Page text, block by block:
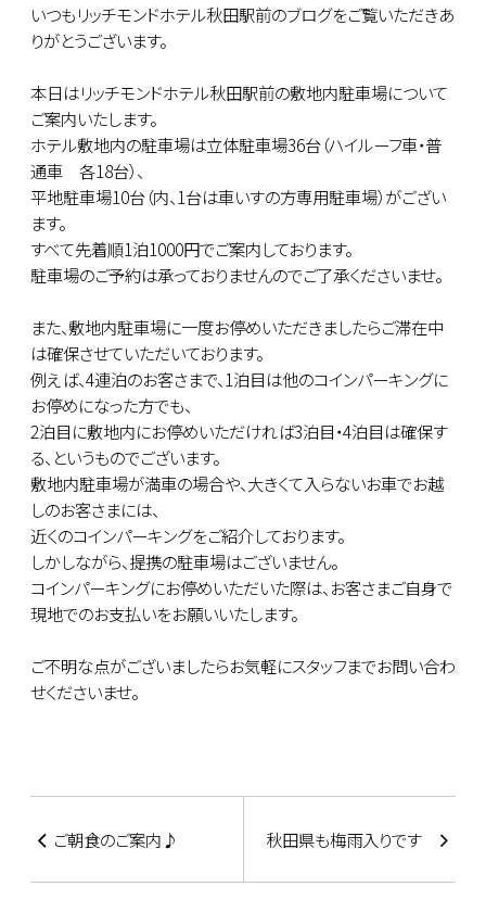
いつもリッチモンドホテル秋田駅前のブログをご覧いただきあ
りがとうございます。
本日はリッチモンドホテル秋田駅前の敷地内駐車場について
ご案内いたします。
ホテル敷地内の駐車場は立体駐車場36台（ハイルーフ車・普
通車 各18台）、
平地駐車場10台（内、1台は車いすの方専用駐車場）がござい
ます。
すべて先着順1泊1000円でご案内しております。
駐車場のご予約は承っておりませんのでご了承くださいませ。
また、敷地内駐車場に一度お停めいただきましたらご滞在中
は確保させていただいております。
例えば、4連泊のお客さまで、1泊目は他のコインパーキングに
お停めになった方でも、
2泊目に敷地内にお停めいただければ3泊目・4泊目は確保す
る、というものでございます。
敷地内駐車場が満車の場合や、大きくて入らないお車でお越
しのお客さまには、
近くのコインパーキングをご紹介しております。
しかしながら、提携の駐車場はございません。
コインパーキングにお停めいただいた際は、お客さまご自身で
現地でのお支払いをお願いいたします。
ご不明な点がございましたらお気軽にスタッフまでお問い合わ
せくださいませ。
ご朝食のご案内♪ 秋田県も梅雨入りです